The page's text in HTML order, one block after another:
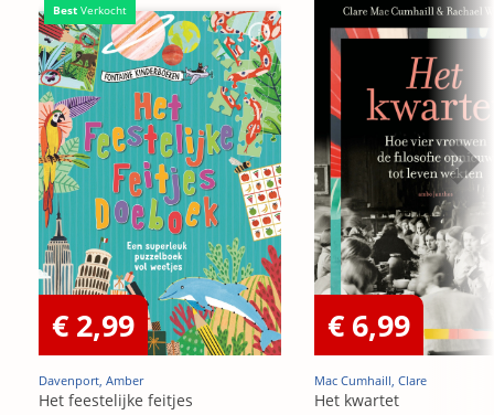
Best Verkocht
€ 2,99
Davenport, Amber
Het feestelijke feitjes
€ 6,99
Mac Cumhaill, Clare
Het kwartet